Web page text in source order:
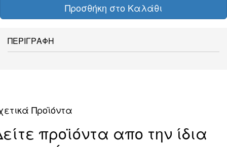
Προσθήκη στο Καλάθι
ΠΕΡΙΓΡΑΦΗ
Προϊόντα
προϊόντα απο την ίδια